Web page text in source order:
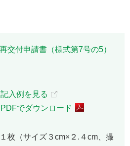
交付申請書（様式第7号の5）
記入例を見る
PDFでダウンロード
枚（サイズ３cm×２.４cm、撮